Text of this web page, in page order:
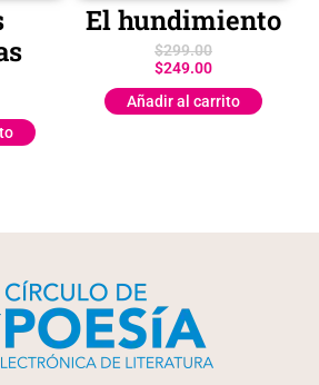
El hundimiento
$299.00
$249.00
Añadir al carrito